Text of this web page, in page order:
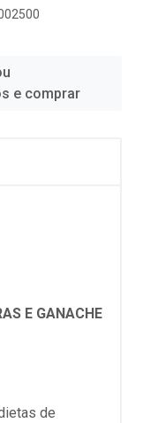
e comprar
E GANACHE
de